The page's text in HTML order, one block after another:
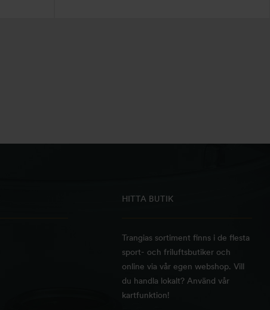
HITTA BUTIK
Trangias sortiment finns i de flesta
sport- och friluftsbutiker och
online via vår egen webshop. Vill
du handla lokalt? Använd vår
kartfunktion!